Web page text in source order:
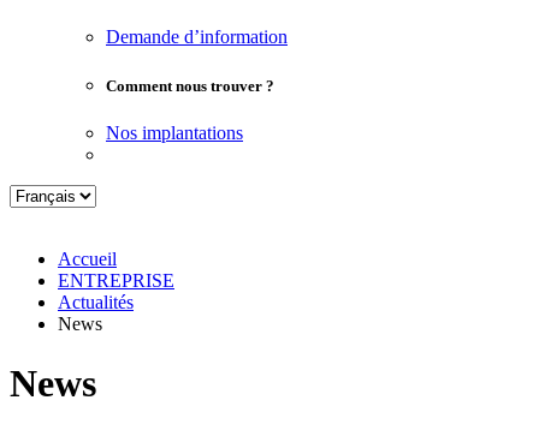
Demande d’information
Comment nous trouver ?
Nos implantations
Accueil
ENTREPRISE
Actualités
News
News